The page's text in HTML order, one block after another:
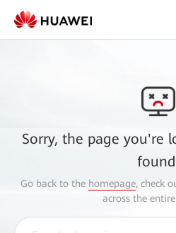
Sorry, the page you're
Go back to the homepage, check
across the